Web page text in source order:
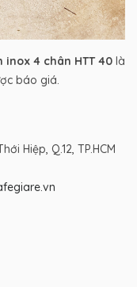
inox 4 chân HTT 40 là
báo giá.
Hiệp, Q.12, TP.HCM